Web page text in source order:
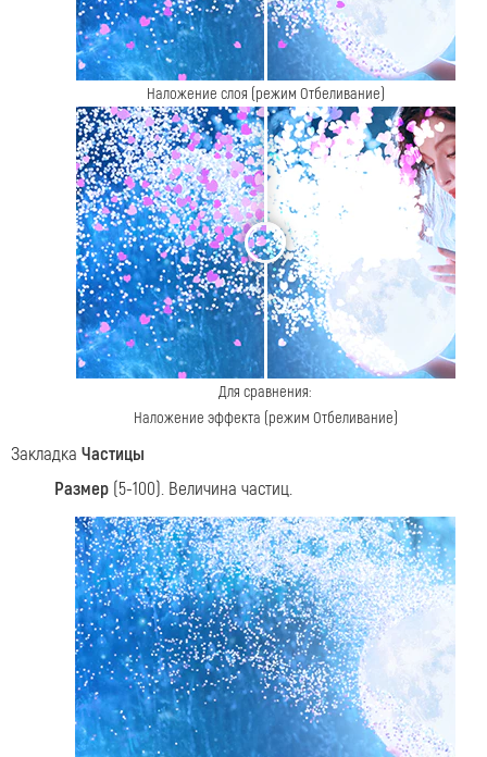
Наложение слоя (режим Отбеливание)
< >
Для сравнения:
Наложение эффекта (режим Отбеливание)
Закладка Частицы
Размер (5-100). Величина частиц.